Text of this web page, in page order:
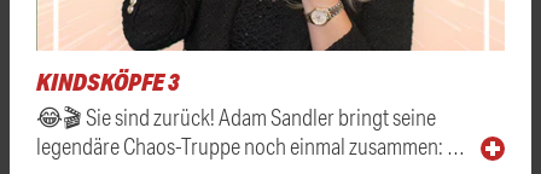
KINDSKÖPFE 3
😂🎬 Sie sind zurück! Adam Sandler bringt seine
legendäre Chaos-Truppe noch einmal zusammen: …